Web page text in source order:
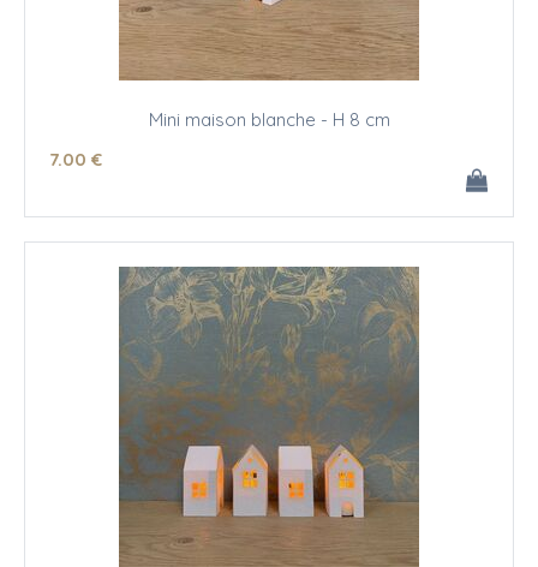
Mini maison blanche - H 8 cm
7.00 €